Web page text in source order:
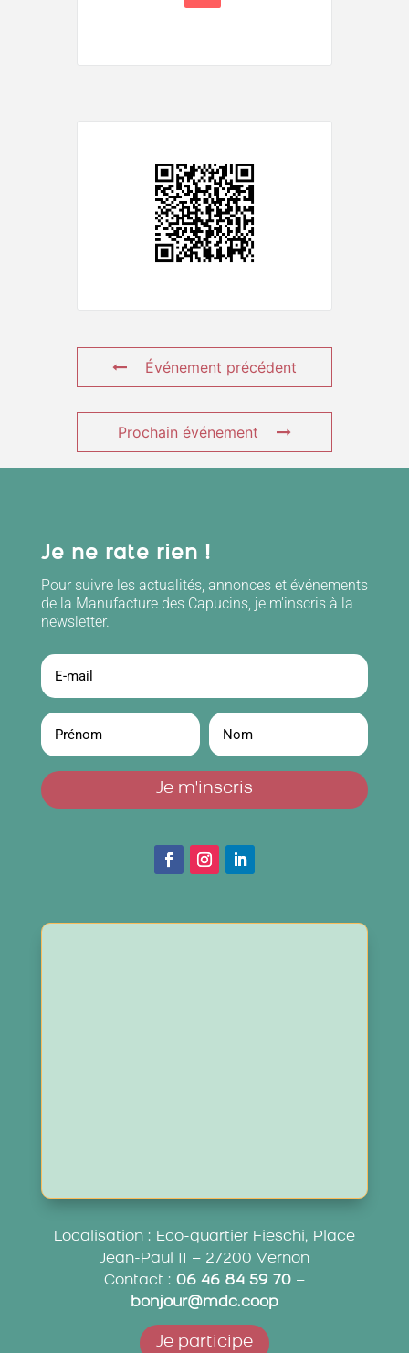
Événement précédent
Prochain événement
Je ne rate rien !
Pour suivre les actualités, annonces et événements
de la Manufacture des Capucins, je m'inscris à la
newsletter.
Je m'inscris
Localisation : Eco-quartier Fieschi, Place
Jean-Paul II – 27200 Vernon
Contact : 06 46 84 59 70–
bonjour@mdc.coop
Je participe